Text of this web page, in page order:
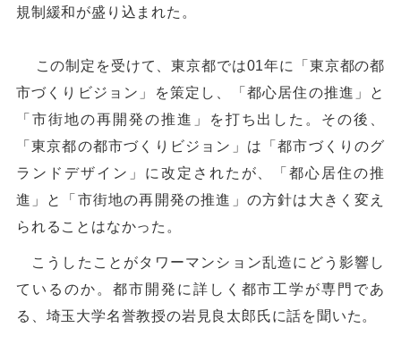
規制緩和が盛り込まれた。
この制定を受けて、東京都では01年に「東京都の都
市づくりビジョン」を策定し、「都心居住の推進」と
「市街地の再開発の推進」を打ち出した。その後、
「東京都の都市づくりビジョン」は「都市づくりのグ
ランドデザイン」に改定されたが、「都心居住の推
進」と「市街地の再開発の推進」の方針は大きく変え
られることはなかった。
こうしたことがタワーマンション乱造にどう影響し
ているのか。都市開発に詳しく都市工学が専門であ
る、埼玉大学名誉教授の岩見良太郎氏に話を聞いた。